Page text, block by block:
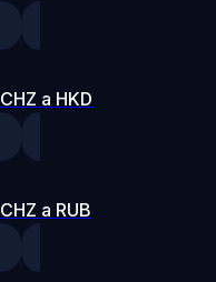
CHZ a HKD
CHZ a RUB